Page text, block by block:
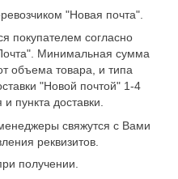
"Новая почта".
покупателем согласно
Минимальная сумма
объема товара, и типа
"Новой почтой" 1-4
пункта доставки.
свяжутся с Вами
реквизитов.
получении.